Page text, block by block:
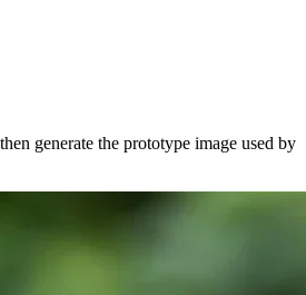
generate the prototype image used by